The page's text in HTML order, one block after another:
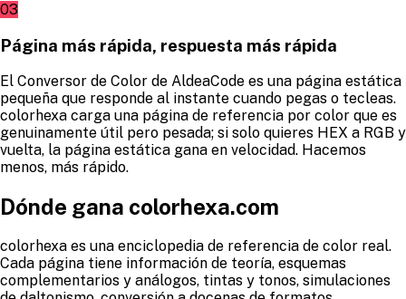
03
Página más rápida, respuesta más rápida
El Conversor de Color de AldeaCode es una página estática
pequeña que responde al instante cuando pegas o tecleas.
colorhexa carga una página de referencia por color que es
genuinamente útil pero pesada; si solo quieres HEX a RGB y
vuelta, la página estática gana en velocidad. Hacemos
menos, más rápido.
Dónde gana colorhexa.com
colorhexa es una enciclopedia de referencia de color real.
Cada página tiene información de teoría, esquemas
complementarios y análogos, tintas y tonos, simulaciones